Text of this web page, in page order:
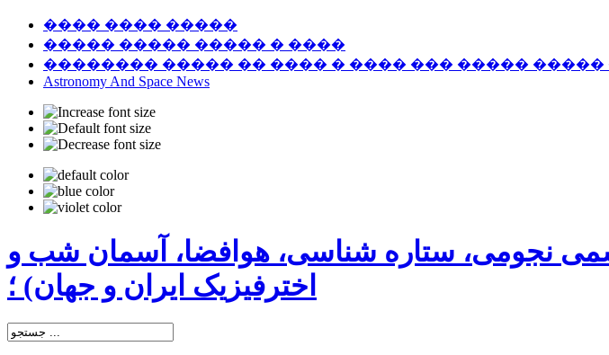
���� ���� �����
����� ����� ����� � ����
�������� ����� �� ���� � ���� ��� ����� �����
Astronomy And Space News
نجومی، ستاره شناسی، هوافضا، آسمان شب و
اخترفیزیک ایران و جهان) ؛